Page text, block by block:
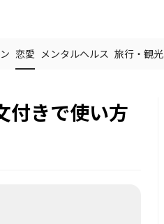
恋愛 メンタルヘルス 旅行・観光
付きで使い方